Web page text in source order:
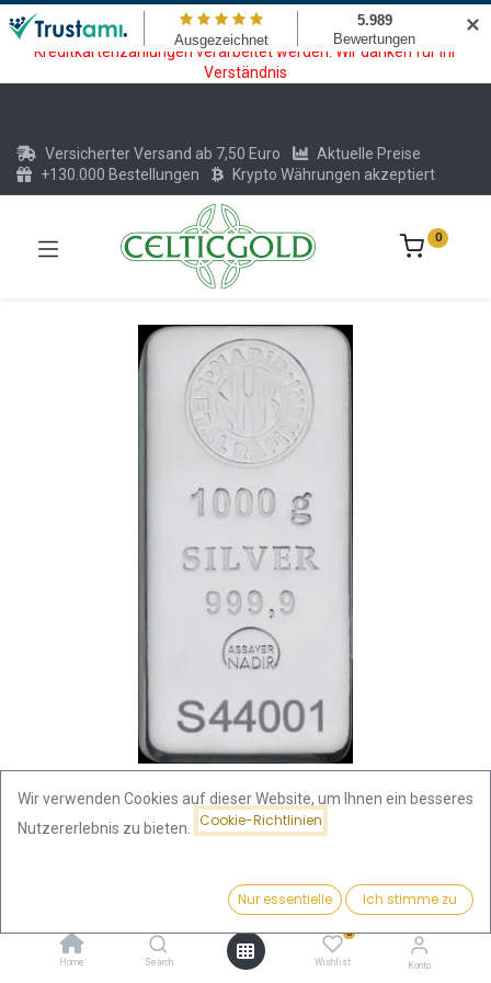
Wartungsarbeiten am Kreditkarten und Krypto Bezahlmodul. In der
Zeit vom 20.07. - 09.08.2026 können keine Krypto oder
Kreditkartenzahlungen verarbeitet werden. Wir danken für Ihr
Verständnis
2.460,30€ Kaufen
Home Search
0
Wishlist Konto
Versicherter Versand ab 7,50 Euro
Aktuelle Preise
+130.000 Bestellungen
Krypto Währungen akzeptiert
0
1 Kilo Silberbarren | Nadir Metal
Wir verwenden Cookies auf dieser Website, um Ihnen ein besseres
Nutzererlebnis zu bieten.
Cookie-Richtlinien
Nur essentielle Ich stimme zu
✕